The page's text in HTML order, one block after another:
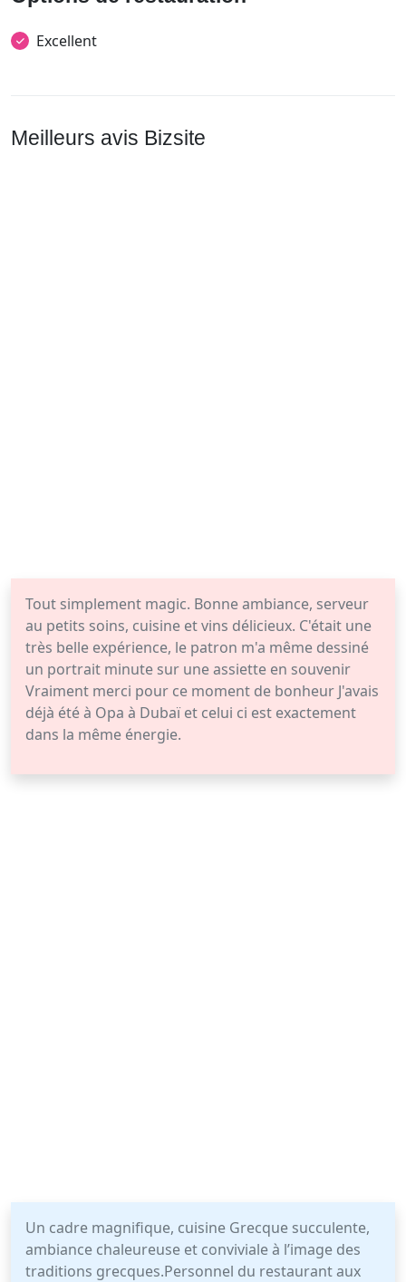
Excellent
Meilleurs avis Bizsite
Tout simplement magic. Bonne ambiance, serveur
au petits soins, cuisine et vins délicieux. C'était une
très belle expérience, le patron m'a même dessiné
un portrait minute sur une assiette en souvenir
Vraiment merci pour ce moment de bonheur J'avais
déjà été à Opa à Dubaï et celui ci est exactement
dans la même énergie.
Un cadre magnifique, cuisine Grecque succulente,
ambiance chaleureuse et conviviale à l’image des
traditions grecques.Personnel du restaurant aux